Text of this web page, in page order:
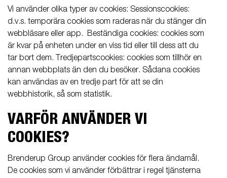
Vi använder olika typer av cookies: Sessionscookies:
d.v.s. temporära cookies som raderas när du stänger din
webbläsare eller app. Beständiga cookies: cookies som
är kvar på enheten under en viss tid eller till dess att du
tar bort dem. Tredjepartscookies: cookies som tillhör en
annan webbplats än den du besöker. Sådana cookies
kan användas av en tredje part för att se din
webbhistorik, så som statistik.
VARFÖR ANVÄNDER VI
COOKIES?
Brenderup Group använder cookies för flera ändamål.
De cookies som vi använder förbättrar i regel tjänsterna